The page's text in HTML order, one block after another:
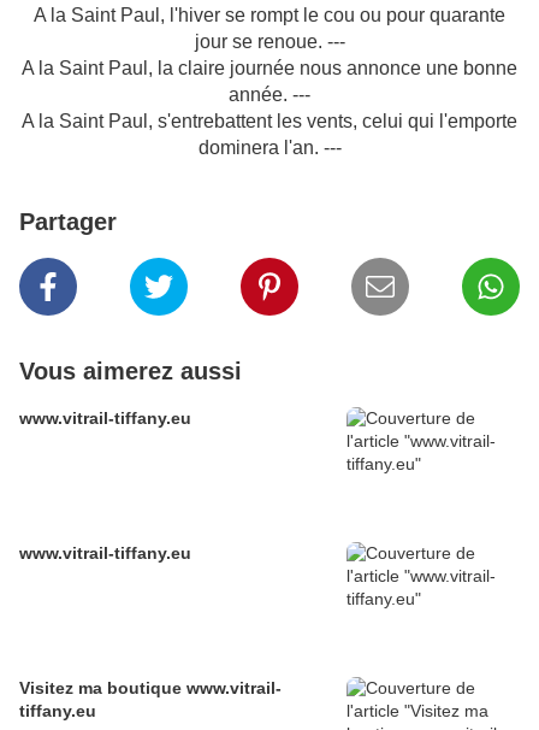
A la Saint Paul, l'hiver se rompt le cou ou pour quarante
jour se renoue. ---
A la Saint Paul, la claire journée nous annonce une bonne
année. ---
A la Saint Paul, s'entrebattent les vents, celui qui l'emporte
dominera l'an. ---
Partager
Vous aimerez aussi
www.vitrail-tiffany.eu
www.vitrail-tiffany.eu
Visitez ma boutique www.vitrail-
tiffany.eu